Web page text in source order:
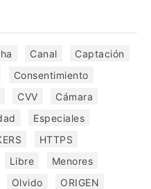
Canal
Captación
Consentimiento
CVV
Cámara
Especiales
HTTPS
Libre
Menores
Olvido
ORIGEN